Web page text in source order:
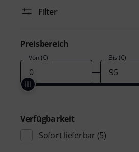
Filter
Preisbereich
Von (€) Bis (€)
Verfügbarkeit
Sofort lieferbar (5)